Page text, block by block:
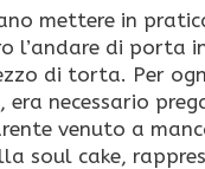
mettere in
l’andare di porta
di torta. Per
era necessario
venuto a
soul cake,